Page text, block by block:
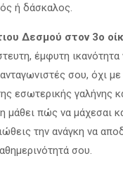
ή δάσκαλος.
Δεσμού στον 3ο
έμφυτη ικανότητα
σου, όχι
εσωτερικής γαλήνης
μάθει πώς να μάχεσαι
την ανάγκη να
σου.